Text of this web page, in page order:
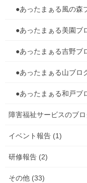
●あったまぁる風の森
●あったまぁる美園ブ
●あったまぁる吉野ブ
●あったまぁる山ブロ
●あったまぁる和戸ブ
障害福祉サービスのブ
イベント報告 (1)
研修報告 (2)
その他 (33)